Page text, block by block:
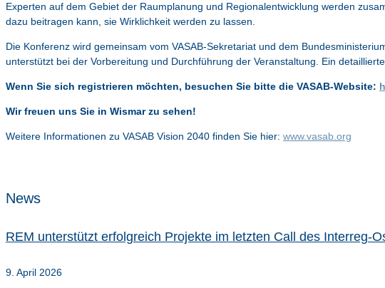
Experten auf dem Gebiet der Raumplanung und Regionalentwicklung werden
dazu beitragen kann, sie Wirklichkeit werden zu lassen.
Die Konferenz wird gemeinsam vom VASAB-Sekretariat und dem
unterstützt bei der Vorbereitung und Durchführung der Veranstaltung. Ein
Wenn Sie sich registrieren möchten, besuchen Sie bitte die VASAB-Website:
Wir freuen uns Sie in Wismar zu sehen!
Weitere Informationen zu VASAB Vision 2040 finden Sie hier: www.vasab.org
News
REM unterstützt erfolgreich Projekte im letzten Call des Interreg-
9. April 2026